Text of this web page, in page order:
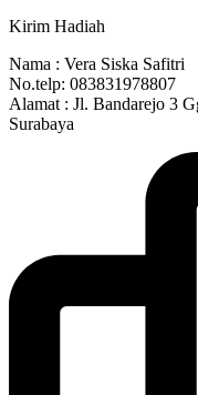
Kirim Hadiah
Nama : Vera Siska Safitri
No.telp: 083831978807
Alamat : Jl. Bandarejo 3
Surabaya